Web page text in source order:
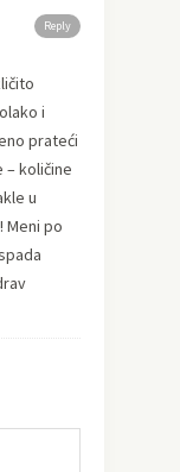
Reply
i
prateći
– količine
u
Meni po